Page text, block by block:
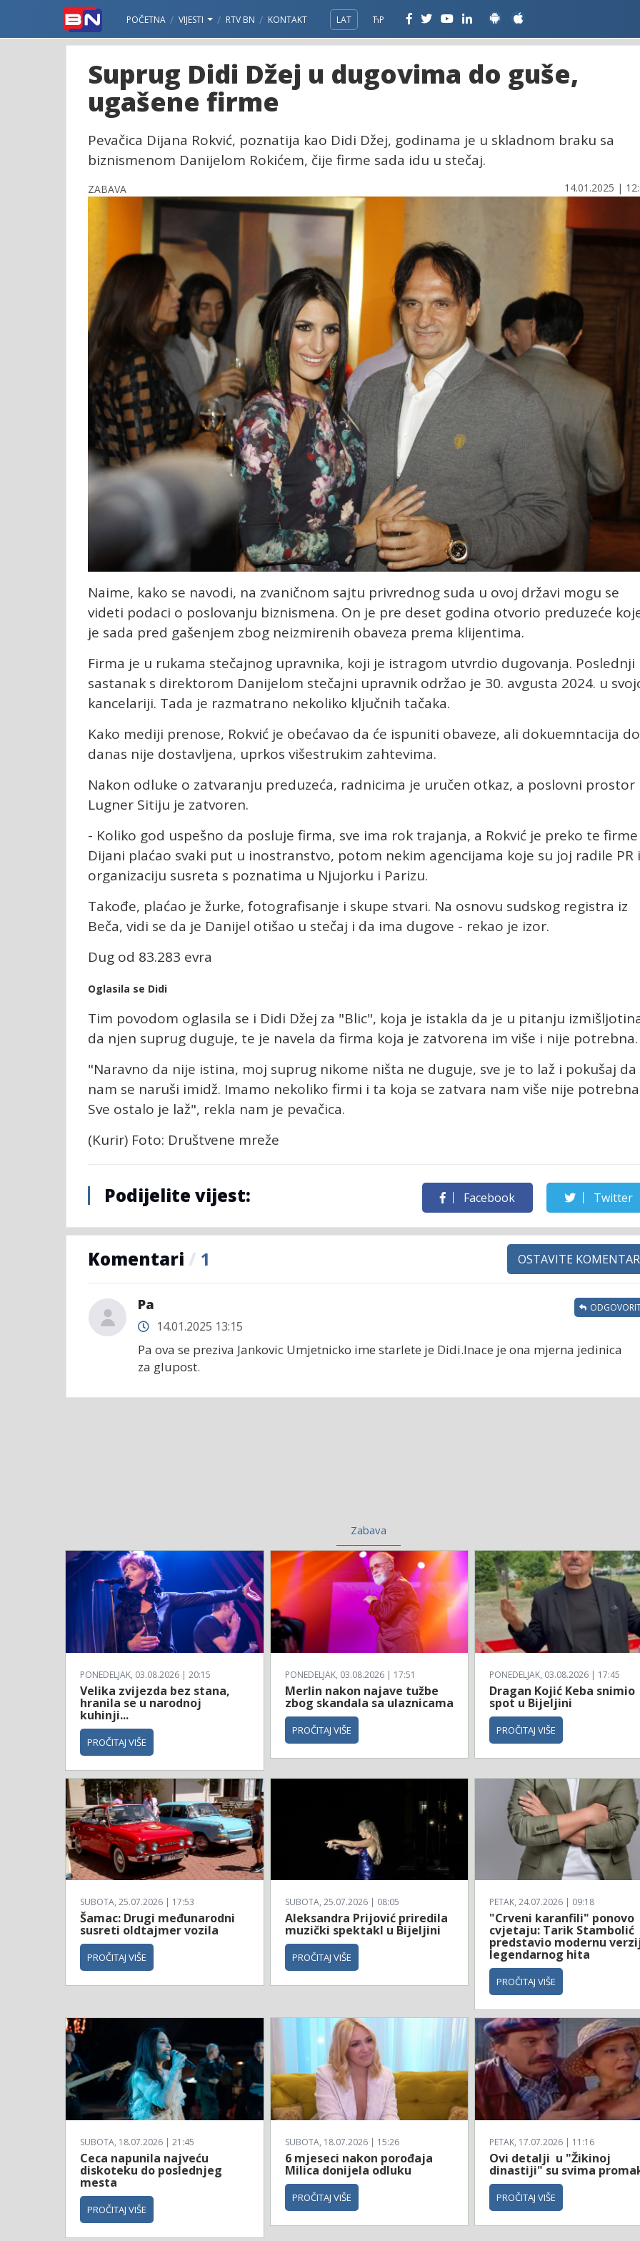
POČETNA VIJESTI RTV BN KONTAKT LAT ЋР
Suprug Didi Džej u dugovima do guše,
ugašene firme
Pevačica Dijana Rokvić, poznatija kao Didi Džej, godinama je u skladnom braku sa
biznismenom Danijelom Rokićem, čije firme sada idu u stečaj.
ZABAVA 14.01.2025 |
Naime, kako se navodi, na zvaničnom sajtu privrednog suda u ovoj državi mogu se
videti podaci o poslovanju biznismena. On je pre deset godina otvorio preduzeće
je sada pred gašenjem zbog neizmirenih obaveza prema klijentima.
Firma je u rukama stečajnog upravnika, koji je istragom utvrdio dugovanja. Poslednji
sastanak s direktorom Danijelom stečajni upravnik održao je 30. avgusta 2024. u
kancelariji. Tada je razmatrano nekoliko ključnih tačaka.
Kako mediji prenose, Rokvić je obećavao da će ispuniti obaveze, ali dokuemntacija do
danas nije dostavljena, uprkos višestrukim zahtevima.
Nakon odluke o zatvaranju preduzeća, radnicima je uručen otkaz, a poslovni prostor
Lugner Sitiju je zatvoren.
- Koliko god uspešno da posluje firma, sve ima rok trajanja, a Rokvić je preko te firme
Dijani plaćao svaki put u inostranstvo, potom nekim agencijama koje su joj radile PR i
organizaciju susreta s poznatima u Njujorku i Parizu.
Takođe, plaćao je žurke, fotografisanje i skupe stvari. Na osnovu sudskog registra iz
Beča, vidi se da je Danijel otišao u stečaj i da ima dugove - rekao je izor.
Dug od 83.283 evra
Oglasila se Didi
Tim povodom oglasila se i Didi Džej za "Blic", koja je istakla da je u pitanju
da njen suprug duguje, te je navela da firma koja je zatvorena im više i nije potrebna.
"Naravno da nije istina, moj suprug nikome ništa ne duguje, sve je to laž i pokušaj da
nam se naruši imidž. Imamo nekoliko firmi i ta koja se zatvara nam više nije
Sve ostalo je laž", rekla nam je pevačica.
(Kurir) Foto: Društvene mreže
Podijelite vijest: Facebook Twitter
Komentari / 1 OSTAVITE KOMENTAR
Pa
14.01.2025 13:15
Pa ova se preziva Jankovic Umjetnicko ime starlete je Didi.Inace je ona mjerna jedinica
za glupost.
Zabava
PONEDELJAK, 03.08.2026 | 20:15
Velika zvijezda bez stana,
hranila se u narodnoj
kuhinji...
PROČITAJ VIŠE
PONEDELJAK, 03.08.2026 | 17:51
Merlin nakon najave tužbe
zbog skandala sa ulaznicama
PROČITAJ VIŠE
PONEDELJAK, 03.08.2026 | 17:45
Dragan Kojić Keba snimio
spot u Bijeljini
PROČITAJ VIŠE
SUBOTA, 25.07.2026 | 17:53
Šamac: Drugi međunarodni
susreti oldtajmer vozila
PROČITAJ VIŠE
SUBOTA, 25.07.2026 | 08:05
Aleksandra Prijović priredila
muzički spektakl u Bijeljini
PROČITAJ VIŠE
PETAK, 24.07.2026 | 09:18
"Crveni karanfili" ponovo
cvjetaju: Tarik Stambolić
predstavio modernu
legendarnog hita
PROČITAJ VIŠE
SUBOTA, 18.07.2026 | 21:45
Ceca napunila najveću
diskoteku do poslednjeg
mesta
PROČITAJ VIŠE
SUBOTA, 18.07.2026 | 15:26
6 mjeseci nakon porođaja
Milica donijela odluku
PROČITAJ VIŠE
PETAK, 17.07.2026 | 11:16
Ovi detalji u "Žikinoj
dinastiji" su svima
PROČITAJ VIŠE